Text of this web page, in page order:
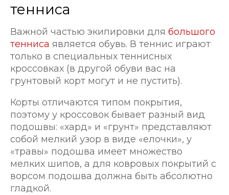
тенниса
Важной частью экипировки для большого
тенниса является обувь. В теннис играют
только в специальных теннисных
кроссовках (в другой обуви вас на
грунтовый корт могут и не пустить).
Корты отличаются типом покрытия,
поэтому у кроссовок бывает разный вид
подошвы: «хард» и «грунт» представляют
собой мелкий узор в виде «елочки», у
«травы» подошва имеет множество
мелких шипов, а для ковровых покрытий с
ворсом подошва должна быть абсолютно
гладкой.